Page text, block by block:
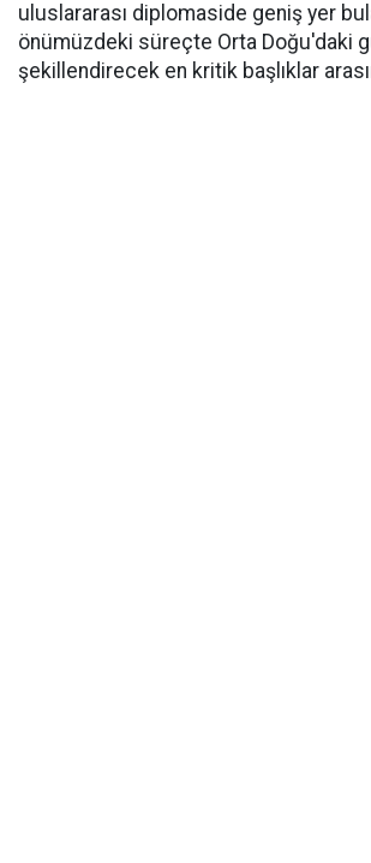
uluslararası diplomaside geniş yer
önümüzdeki süreçte Orta Doğu'daki
şekillendirecek en kritik başlıklar